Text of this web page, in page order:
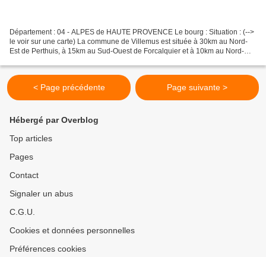
Département : 04 - ALPES de HAUTE PROVENCE Le bourg : Situation : (-->
le voir sur une carte) La commune de Villemus est située à 30km au Nord-
Est de Perthuis, à 15km au Sud-Ouest de Forcalquier et à 10km au Nord-
< Page précédente Page suivante >
Hébergé par Overblog
Top articles
Pages
Contact
Signaler un abus
C.G.U.
Cookies et données personnelles
Préférences cookies